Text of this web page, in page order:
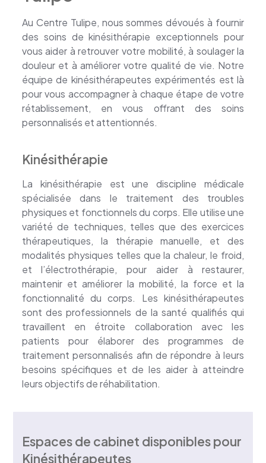
Au Centre Tulipe, nous sommes dévoués à fournir
des soins de kinésithérapie exceptionnels pour
vous aider à retrouver votre mobilité, à soulager la
douleur et à améliorer votre qualité de vie. Notre
équipe de kinésithérapeutes expérimentés est là
pour vous accompagner à chaque étape de votre
rétablissement, en vous offrant des soins
personnalisés et attentionnés.
Kinésithérapie
La kinésithérapie est une discipline médicale
spécialisée dans le traitement des troubles
physiques et fonctionnels du corps. Elle utilise une
variété de techniques, telles que des exercices
thérapeutiques, la thérapie manuelle, et des
modalités physiques telles que la chaleur, le froid,
et l’électrothérapie, pour aider à restaurer,
maintenir et améliorer la mobilité, la force et la
fonctionnalité du corps. Les kinésithérapeutes
sont des professionnels de la santé qualifiés qui
travaillent en étroite collaboration avec les
patients pour élaborer des programmes de
traitement personnalisés afin de répondre à leurs
besoins spécifiques et de les aider à atteindre
leurs objectifs de réhabilitation.
Espaces de cabinet disponibles pour
Kinésithérapeutes